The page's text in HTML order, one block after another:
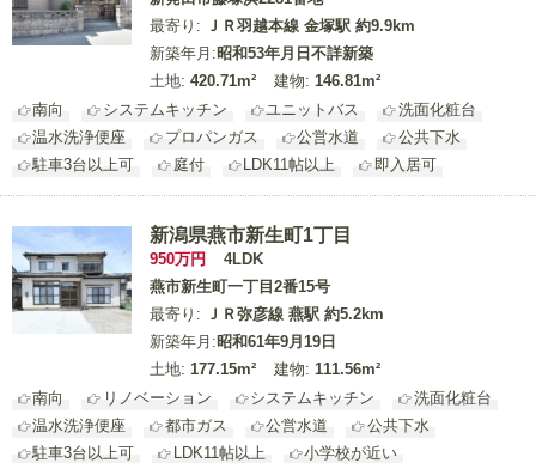
最寄り: ＪＲ羽越本線 金塚駅 約9.9km
新築年月:昭和53年月日不詳新築
土地: 420.71m² 建物: 146.81m²
南向
システムキッチン ユニットバス
洗面化粧台
温水洗浄便座
プロパンガス 公営水道
公共下水
駐車3台以上可
庭付 LDK11帖以上 即入居可
新潟県燕市新生町1丁目
950万円
4LDK
燕市新生町一丁目2番15号
最寄り: ＪＲ弥彦線 燕駅 約5.2km
新築年月:昭和61年9月19日
土地: 177.15m² 建物: 111.56m²
南向
リノベーション システムキッチン
洗面化粧台
温水洗浄便座
都市ガス 公営水道
公共下水
駐車3台以上可
LDK11帖以上
小学校が近い